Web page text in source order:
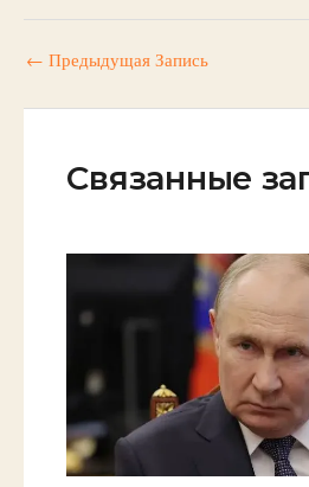
← Предыдущая Запись
Связанные